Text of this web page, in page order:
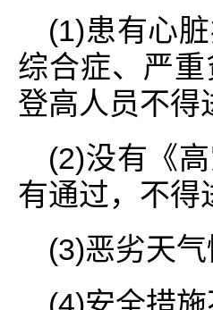
(1)患有心
综合症、严
登高人员不得
(2)没有《
有通过，不得
(3)恶劣天